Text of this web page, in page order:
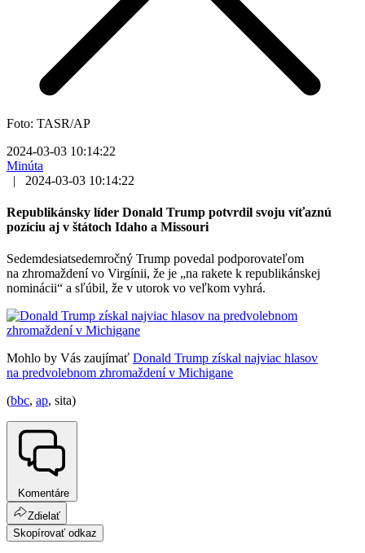
Foto: TASR/AP
2024-03-03 10:14:22
Minúta
|
2024-03-03 10:14:22
Republikánsky líder Donald Trump potvrdil svoju víťaznú
pozíciu aj v štátoch Idaho a Missouri
Sedemdesiatsedemročný Trump povedal podporovateľom
na zhromaždení vo Virgínii, že je „na rakete k republikánskej
nominácii“ a sľúbil, že v utorok vo veľkom vyhrá.
Mohlo by Vás zaujímať Donald Trump získal najviac hlasov
na predvolebnom zhromaždení v Michigane
(bbc, ap, sita)
Komentáre
Zdielať
Skopírovať odkaz